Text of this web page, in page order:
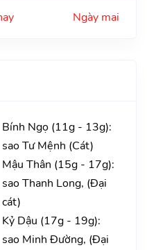
Ngày mai
Bính Ngọ (11g - 13g):
sao Tư Mệnh (Cát)
Mậu Thân (15g - 17g):
sao Thanh Long, (Đại
cát)
Kỷ Dậu (17g - 19g):
sao Minh Đường, (Đại